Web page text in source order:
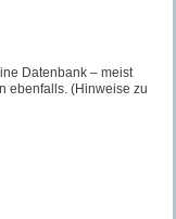
Datenbank – meist
ebenfalls. (Hinweise zu